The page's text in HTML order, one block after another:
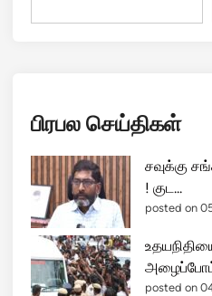
பிரபல செய்திகள்
சவுக்கு
! குட...
posted on
posted on